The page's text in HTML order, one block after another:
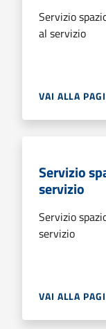
Servizio
al servizio
VAI ALLA
Servizio
servizio
Servizio
servizio
VAI ALLA